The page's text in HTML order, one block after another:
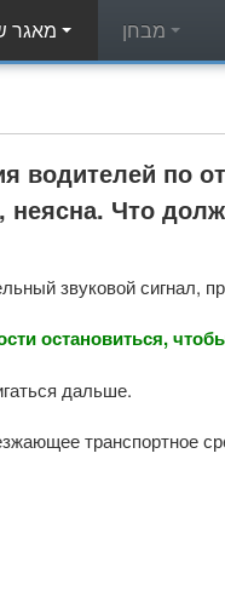
водителей по
Что
звуковой сигнал,
остановиться,
дальше.
транспортное